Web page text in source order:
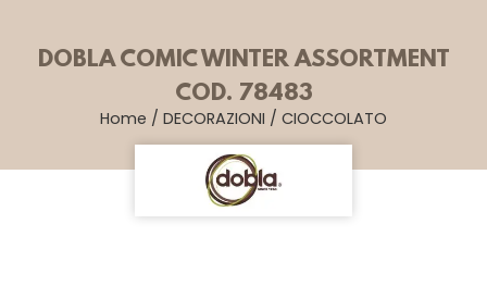
DOBLA COMIC WINTER ASSORTMENT
COD. 78483
Home / DECORAZIONI / CIOCCOLATO